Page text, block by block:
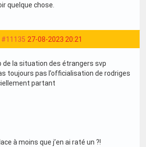
quelque chose.
#11135 27-08-2023 20:21
de la situation des étrangers svp
toujours pas l’officialisation de rodriges
partant
à moins que j’en ai raté un ?!